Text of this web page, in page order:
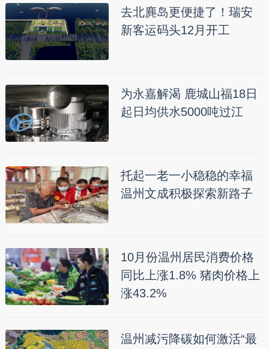
去北麂岛更便捷了！瑞安
新客运码头12月开工
为永嘉解渴 鹿城山福18日
起日均供水5000吨过江
托起一老一小稳稳的幸福
温州文成积极探索新路子
10月份温州居民消费价格
同比上涨1.8% 猪肉价格上
涨43.2%
温州减污降碳如何激活“最